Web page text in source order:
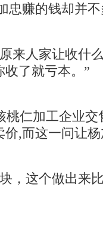
忠赚的钱却并
来人家让收什
收了就亏本。”
仁加工企业交
,而这一问让
，这个做出来